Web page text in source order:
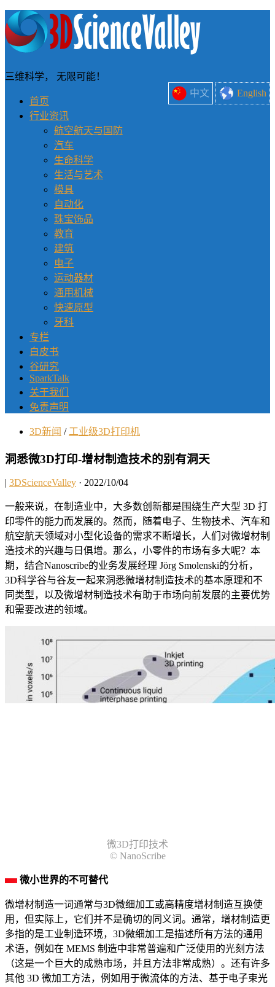
中文 English
三维科学， 无限可能！
首页
行业资讯
航空航天与国防
汽车
生命科学
生活与艺术
模具
自动化
珠宝饰品
教育
建筑
电子
运动器材
通用机械
快速原型
牙科
专栏
白皮书
谷研究
SparkTalk
关于我们
免责声明
3D新闻 / 工业级3D打印机
洞悉微3D打印-增材制造技术的别有洞天
| 3DScienceValley · 2022/10/04
一般来说，在制造业中，大多数创新都是围绕生产大型 3D 打
印零件的能力而发展的。然而，随着电子、生物技术、汽车和
航空航天领域对小型化设备的需求不断增长，人们对微增材制
造技术的兴趣与日俱增。那么，小零件的市场有多大呢？本
期，结合Nanoscribe的业务发展经理 Jörg Smolenski的分析，
3D科学谷与谷友一起来洞悉微增材制造技术的基本原理和不
同类型，以及微增材制造技术有助于市场向前发展的主要优势
和需要改进的领域。
微3D打印技术
© NanoScribe
微小世界的不可替代
微增材制造一词通常与3D微细加工或高精度增材制造互换使
用，但实际上，它们并不是确切的同义词。通常，增材制造更
多指的是工业制造环境，3D微细加工是描述所有方法的通用
术语，例如在 MEMS 制造中非常普遍和广泛使用的光刻方法
（这是一个巨大的成熟市场，并且方法非常成熟）。还有许多
其他 3D 微加工方法，例如用于微流体的方法、基于电子束光